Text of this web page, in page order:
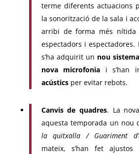
terme diferents actuacions
la sonorització de la sala i
arribi de forma més
espectadors i espectadores.
s’ha adquirit un nou
nova microfonia i s’han
acústics per evitar rebots.
Canvis de quadres. La
aquesta temporada un nou
la quitxalla / Guariment
mateix, s’han fet